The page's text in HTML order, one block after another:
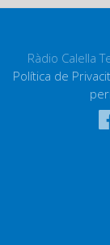
Ràdio Calella
Política de